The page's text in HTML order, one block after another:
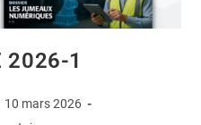
2026-1
10 mars 2026